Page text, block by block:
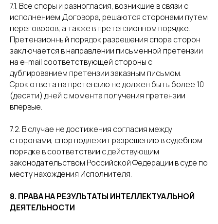
7.1. Все споры и разногласия, возникшие в связи с
исполнением Договора, решаются сторонами путем
переговоров, а также в претензионном порядке.
Претензионный порядок разрешения спора сторон
заключается в направлении письменной претензии
на e-mail соответствующей стороны с
дублированием претензии заказным письмом.
Срок ответа на претензию не должен быть более 10
(десяти) дней с момента получения претензии
впервые.
7.2. В случае не достижения согласия между
сторонами, спор подлежит разрешению в судебном
порядке в соответствии с действующим
законодательством Российской Федерации в суде по
месту нахождения Исполнителя.
8. ПРАВА НА РЕЗУЛЬТАТЫ ИНТЕЛЛЕКТУАЛЬНОЙ
ДЕЯТЕЛЬНОСТИ